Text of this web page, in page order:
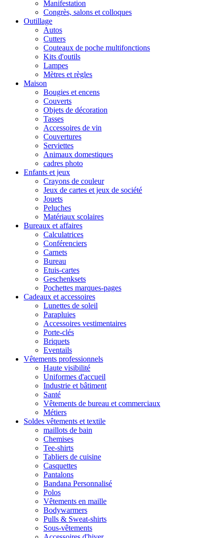
Manifestation
Congrès, salons et colloques
Outillage
Autos
Cutters
Couteaux de poche multifonctions
Kits d'outils
Lampes
Mètres et règles
Maison
Bougies et encens
Couverts
Objets de décoration
Tasses
Accessoires de vin
Couvertures
Serviettes
Animaux domestiques
cadres photo
Enfants et jeux
Crayons de couleur
Jeux de cartes et jeux de société
Jouets
Peluches
Matériaux scolaires
Bureaux et affaires
Calculatrices
Conférenciers
Carnets
Bureau
Etuis-cartes
Geschenksets
Pochettes marques-pages
Cadeaux et accessoires
Lunettes de soleil
Parapluies
Accessoires vestimentaires
Porte-clés
Briquets
Eventails
Vêtements professionnels
Haute visibilité
Uniformes d'accueil
Industrie et bâtiment
Santé
Vêtements de bureau et commerciaux
Métiers
Soldes vêtements et textile
maillots de bain
Chemises
Tee-shirts
Tabliers de cuisine
Casquettes
Pantalons
Bandana Personnalisé
Polos
Vêtements en maille
Bodywarmers
Pulls & Sweat-shirts
Sous-vêtements